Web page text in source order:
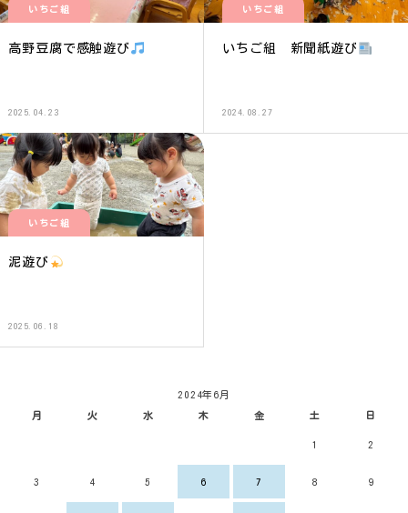
いちご組
高野豆腐で感触遊び
2025.04.23
いちご組
いちご組 新聞紙遊び
2024.08.27
いちご組
泥遊び
2025.06.18
2024年6月
月 火 水 木 金 土 日
1 2
3 4 5 6 7 8 9